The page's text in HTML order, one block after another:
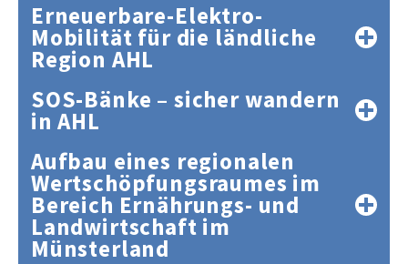
Erneuerbare-Elektro-
Mobilität für die ländliche
Region AHL
SOS-Bänke – sicher wandern
in AHL
Aufbau eines regionalen
Wertschöpfungsraumes im
Bereich Ernährungs- und
Landwirtschaft im
Münsterland